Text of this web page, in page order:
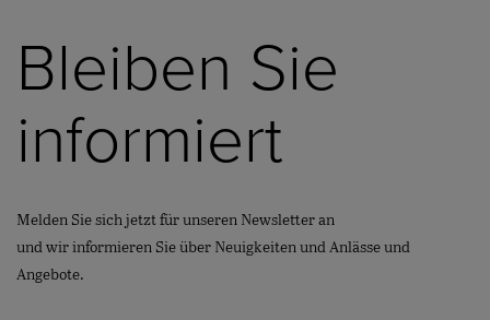
Bleiben Sie
informiert
Melden Sie sich jetzt für unseren Newsletter an
und wir informieren Sie über Neuigkeiten und Anlässe und
Angebote.